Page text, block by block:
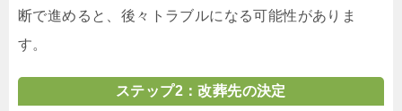
断で進めると、後々トラブルになる可能性がありま
す。
ステップ2：改葬先の決定